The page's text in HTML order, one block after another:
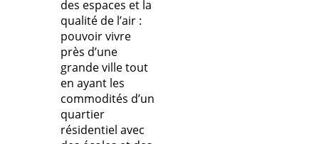
des espaces et la
qualité de l’air :
pouvoir vivre
près d’une
grande ville tout
en ayant les
commodités d’un
quartier
résidentiel avec